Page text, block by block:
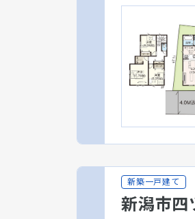
新築一戸建て
新潟市四